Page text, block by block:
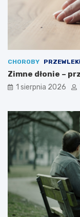
CHOROBY
Zimne dłonie –
1 sierpnia 2026